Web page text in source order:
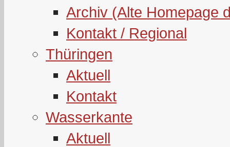
Archiv (Alte Homepage
Kontakt / Regional
Thüringen
Aktuell
Kontakt
Wasserkante
Aktuell